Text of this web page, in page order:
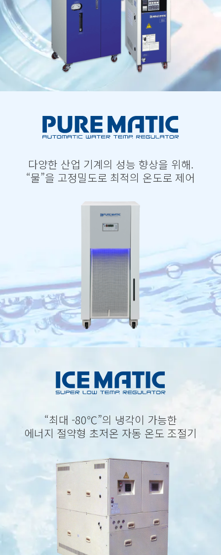
다양한 산업 기계의 성능 향상을 위해.
“물”을 고정밀도로 최적의 온도로 제어
“최대 -80℃”의 냉각이 가능한
에너지 절약형 초저온 자동 온도 조절기